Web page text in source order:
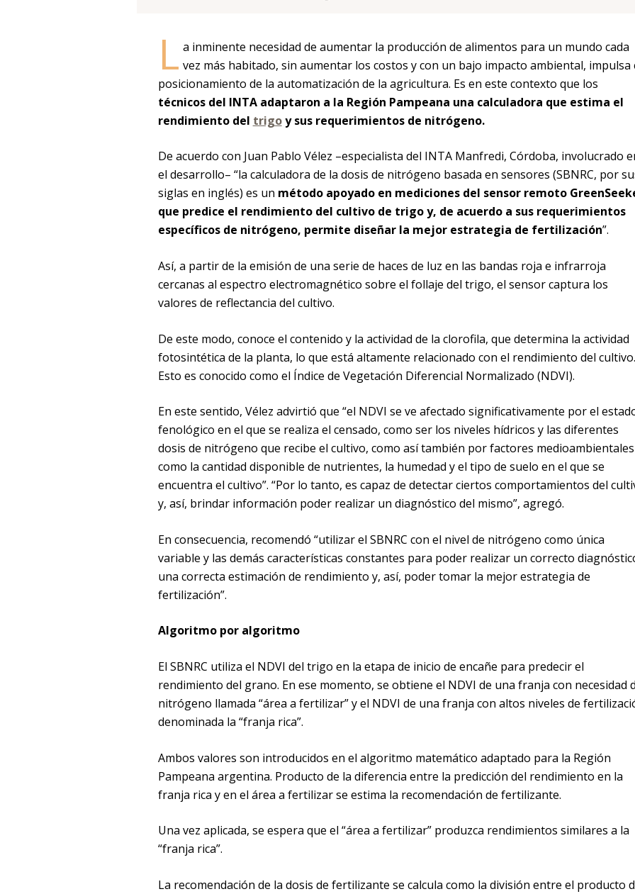
L a inminente necesidad de aumentar la producción de alimentos para un mundo cada
vez más habitado, sin aumentar los costos y con un bajo impacto ambiental, impulsa
posicionamiento de la automatización de la agricultura. Es en este contexto que los
técnicos del INTA adaptaron a la Región Pampeana una calculadora que estima el
rendimiento del trigoy sus requerimientos de nitrógeno.
De acuerdo con Juan Pablo Vélez –especialista del INTA Manfredi, Córdoba, involucrado
el desarrollo– “la calculadora de la dosis de nitrógeno basada en sensores (SBNRC, por
siglas en inglés) es un método apoyado en mediciones del sensor remoto
que predice el rendimiento del cultivo de trigo y, de acuerdo a sus requerimientos
específicos de nitrógeno, permite diseñar la mejor estrategia de fertilización”.
Así, a partir de la emisión de una serie de haces de luz en las bandas roja e infrarroja
cercanas al espectro electromagnético sobre el follaje del trigo, el sensor captura los
valores de reflectancia del cultivo.
De este modo, conoce el contenido y la actividad de la clorofila, que determina la actividad
fotosintética de la planta, lo que está altamente relacionado con el rendimiento del cultivo.
Esto es conocido como el Índice de Vegetación Diferencial Normalizado (NDVI).
En este sentido, Vélez advirtió que “el NDVI se ve afectado significativamente por el
fenológico en el que se realiza el censado, como ser los niveles hídricos y las diferentes
dosis de nitrógeno que recibe el cultivo, como así también por factores medioambientales
como la cantidad disponible de nutrientes, la humedad y el tipo de suelo en el que se
encuentra el cultivo”. “Por lo tanto, es capaz de detectar ciertos comportamientos del
y, así, brindar información poder realizar un diagnóstico del mismo”, agregó.
En consecuencia, recomendó “utilizar el SBNRC con el nivel de nitrógeno como única
variable y las demás características constantes para poder realizar un correcto
una correcta estimación de rendimiento y, así, poder tomar la mejor estrategia de
fertilización”.
Algoritmo por algoritmo
El SBNRC utiliza el NDVI del trigo en la etapa de inicio de encañe para predecir el
rendimiento del grano. En ese momento, se obtiene el NDVI de una franja con necesidad
nitrógeno llamada “área a fertilizar” y el NDVI de una franja con altos niveles de
denominada la “franja rica”.
Ambos valores son introducidos en el algoritmo matemático adaptado para la Región
Pampeana argentina. Producto de la diferencia entre la predicción del rendimiento en la
franja rica y en el área a fertilizar se estima la recomendación de fertilizante.
Una vez aplicada, se espera que el “área a fertilizar” produzca rendimientos similares a la
“franja rica”.
La recomendación de la dosis de fertilizante se calcula como la división entre el producto